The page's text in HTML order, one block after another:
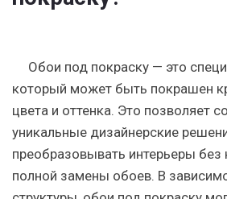
Обои под покраску — это
который может быть покрашен
цвета и оттенка. Это позволяет
уникальные дизайнерские
преобразовывать интерьеры без
полной замены обоев. В